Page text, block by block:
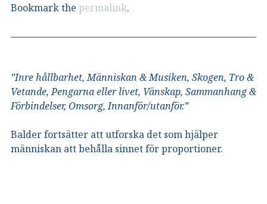
Bookmark the permalink.
”Inre hållbarhet, Människan & Musiken, Skogen, Tro &
Vetande, Pengarna eller livet, Vänskap, Sammanhang &
Förbindelser, Omsorg, Innanför/utanför.”
Balder fortsätter att utforska det som hjälper
människan att behålla sinnet för proportioner.